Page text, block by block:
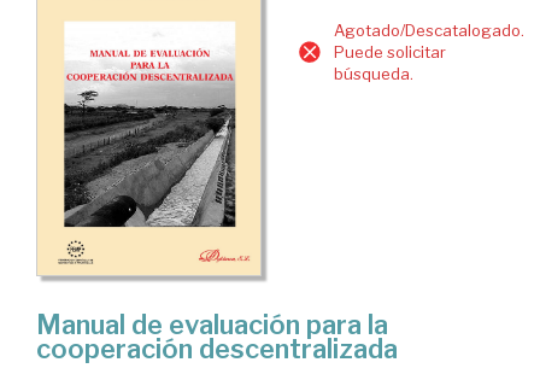
Agotado/Descatalogado.
Puede solicitar
búsqueda.
Manual de evaluación para la
cooperación descentralizada